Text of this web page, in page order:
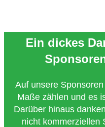
Ein dickes
Auf unsere
Maße zählen und es
Darüber hinaus
nicht kommerziellen